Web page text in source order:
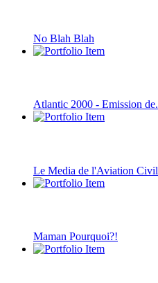
No Blah Blah
Atlantic 2000 - Emission
Le Media de l'Aviation
Maman Pourquoi?!